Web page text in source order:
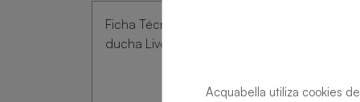
Ficha Técnica Plato de
ducha Livo Slate
Acquabella utiliza cookies